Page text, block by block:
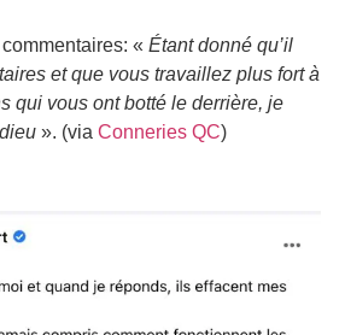
« Étant donné qu’il
et que vous travaillez plus fort à
qui vous ont botté le derrière, je
». (via Conneries QC)